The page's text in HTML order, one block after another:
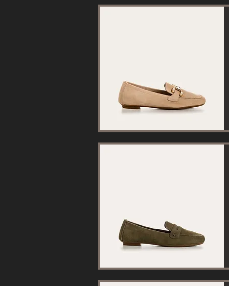
Aperçu rapide
Aperçu rapide
Aperçu rapide